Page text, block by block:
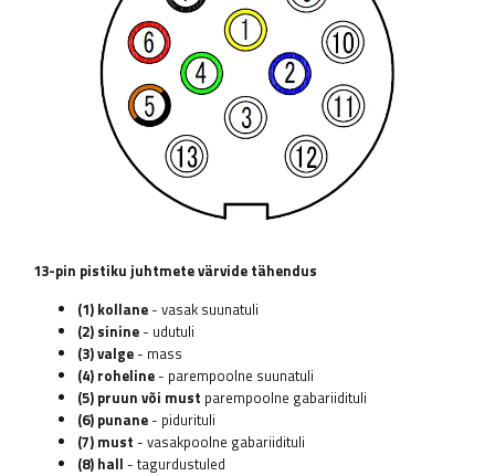
13-pin pistiku juhtmete värvide tähendus
(1) kollane - vasak suunatuli
(2) sinine - udutuli
(3) valge - mass
(4) roheline - parempoolne suunatuli
(5) pruun või must parempoolne gabariidituli
(6) punane - pidurituli
(7) must - vasakpoolne gabariidituli
(8) hall - tagurdustuled